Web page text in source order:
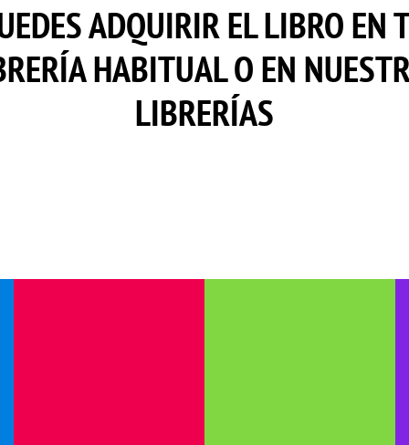
ADQUIRIR EL LIBRO EN
HABITUAL O EN
LIBRERÍAS